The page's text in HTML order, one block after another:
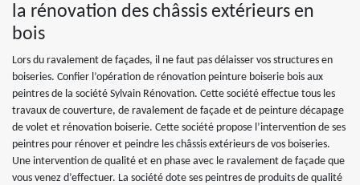
la rénovation des châssis extérieurs en
bois
Lors du ravalement de façades, il ne faut pas délaisser vos structures en
boiseries. Confier l’opération de rénovation peinture boiserie bois aux
peintres de la société Sylvain Rénovation. Cette société effectue tous les
travaux de couverture, de ravalement de façade et de peinture décapage
de volet et rénovation boiserie. Cette société propose l’intervention de ses
peintres pour rénover et peindre les châssis extérieurs de vos boiseries.
Une intervention de qualité et en phase avec le ravalement de façade que
vous venez d’effectuer. La société dote ses peintres de produits de qualité